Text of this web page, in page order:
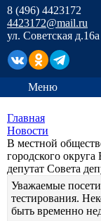
8 (496) 4423172
4423172@mail.ru
ул. Советская д.16а
Меню
Главная
Новости
В местной
городского
депутат Совета
Уважаемые
тестирования.
быть временно